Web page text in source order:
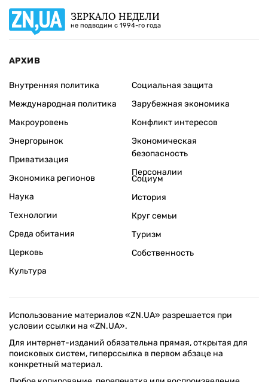
ЗЕРКАЛО НЕДЕЛИ
не подводим с 1994-го года
АРХИВ
Внутренняя политика
Международная политика
Макроуровень
Энергорынок
Приватизация
Экономика регионов
Социальная защита
Зарубежная экономика
Конфликт интересов
Экономическая
безопасность
Персоналии
Наука
Технологии
Среда обитания
Церковь
Культура
Социум
История
Круг семьи
Туризм
Собственность
Использование материалов «ZN.UA» разрешается при
условии ссылки на «ZN.UA».
Для интернет-изданий обязательна прямая, открытая для
поисковых систем, гиперссылка в первом абзаце на
конкретный материал.